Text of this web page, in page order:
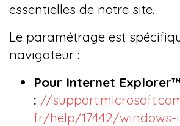
essentielles de notre site.
Le paramétrage est
navigateur :
Pour Internet Explorer™
: //
fr/help/17442/windows-